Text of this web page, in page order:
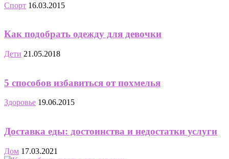
Спорт 16.03.2015
Как подобрать одежду для девочки
Дети 21.05.2018
5 способов избавиться от похмелья
Здоровье 19.06.2015
Доставка еды: достоинства и недостатки услуги
Дом 17.03.2021